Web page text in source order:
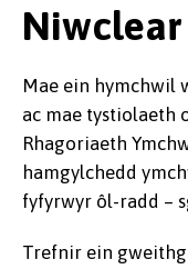
Niwclear
Mae ein hymchwil
ac mae tystiolaeth
Rhagoriaeth
hamgylchedd
fyfyrwyr ôl-radd –
Trefnir ein